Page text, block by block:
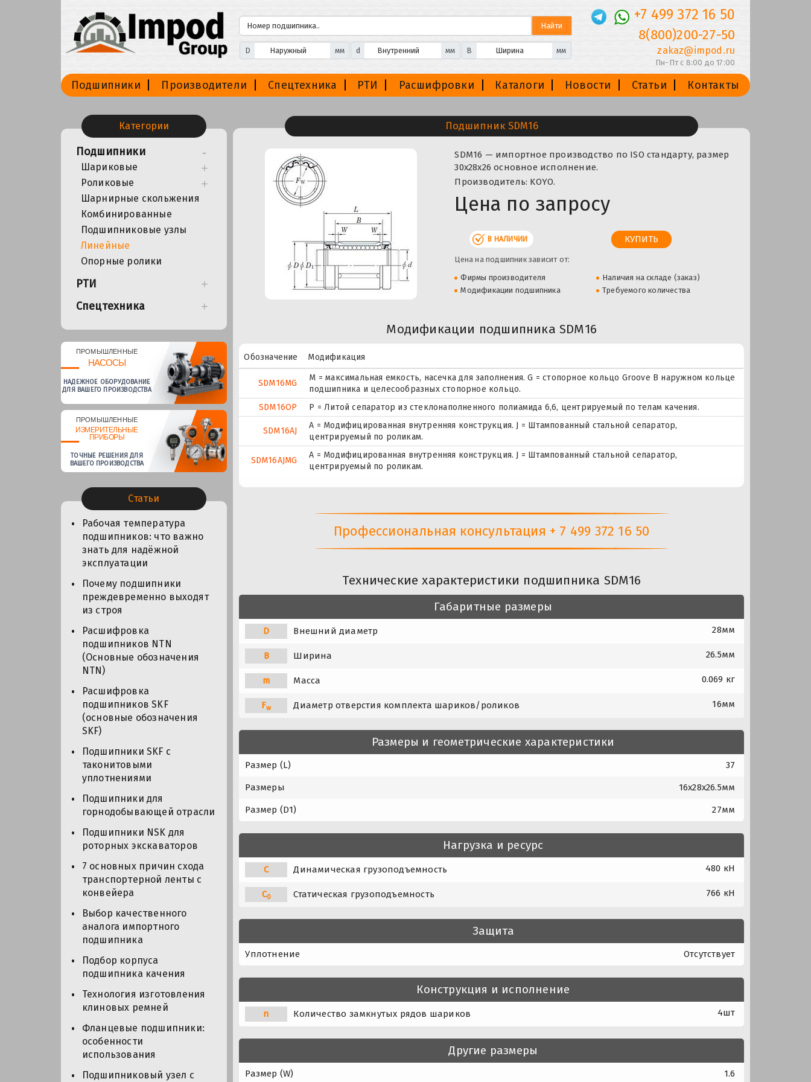
D мм d мм B мм
+7 499 372 16 50
8(800)200-27-50
zakaz@impod.ru
Пн-Пт с 8:00 до 17:00
Подшипники Производители Спецтехника РТИ Расшифровки Каталоги Новости Статьи Контакты
Категории
Подшипники
Шариковые
Роликовые
Шарнирные скольжения
Комбинированные
Подшипниковые узлы
Линейные
Опорные ролики
РТИ
Спецтехника
ПРОМЫШЛЕННЫЕ
НАСОСЫ
НАДЕЖНОЕ ОБОРУДОВАНИЕ
ДЛЯ ВАШЕГО ПРОИЗВОДСТВА
ПРОМЫШЛЕННЫЕ
ИЗМЕРИТЕЛЬНЫЕ
ПРИБОРЫ
ТОЧНЫЕ РЕШЕНИЯ ДЛЯ
ВАШЕГО ПРОИЗВОДСТВА
Статьи
Рабочая температура
подшипников: что важно
знать для надёжной
эксплуатации
Почему подшипники
преждевременно выходят
из строя
Расшифровка
подшипников NTN
(Основные обозначения
NTN)
Расшифровка
подшипников SKF
(основные обозначения
SKF)
Подшипники SKF с
таконитовыми
уплотнениями
Подшипники для
горнодобывающей отрасли
Подшипники NSK для
роторных экскаваторов
7 основных причин схода
транспортерной ленты с
конвейера
Выбор качественного
аналога импортного
подшипника
Подбор корпуса
подшипника качения
Технология изготовления
клиновых ремней
Фланцевые подшипники:
особенности
использования
Подшипниковый узел с
Подшипник SDM16
SDM16 — импортное производство по ISO стандарту, размер
30x28x26 основное исполнение.
Производитель: KOYO.
Цена по запросу
В НАЛИЧИИ
Цена на подшипник зависит от:
Фирмы производителя
Наличия на складе (заказ)
Модификации подшипника
Требуемого количества
Модификации подшипника SDM16
Обозначение Модификация
SDM16MG
M = максимальная емкость, насечка для заполнения. G = стопорное кольцо Groove В наружном кольце
подшипника и целесообразных стопорное кольцо.
SDM16OP
P = Литой сепаратор из стеклонаполненного полиамида 6,6, центрируемый по телам качения.
SDM16AJ
A = Модифицированная внутренняя конструкция. J = Штампованный стальной сепаратор,
центрируемый по роликам.
SDM16AJMG
A = Модифицированная внутренняя конструкция. J = Штампованный стальной сепаратор,
центрируемый по роликам.
Профессиональная консультация + 7 499 372 16 50
Технические характеристики подшипника SDM16
Габаритные размеры
D Внешний диаметр 28мм
B Ширина 26.5мм
m Масса 0.069 кг
Fw Диаметр отверстия комплекта шариков/роликов 16мм
Размеры и геометрические характеристики
Размер (L) 37
Размеры 16x28x26.5мм
Размер (D1) 27мм
Нагрузка и ресурс
C Динамическая грузоподъемность 480 кН
C0 Статическая грузоподъемность 766 кН
Защита
Уплотнение Отсутствует
Конструкция и исполнение
n Количество замкнутых рядов шариков 4шт
Другие размеры
Размер (W) 1.6